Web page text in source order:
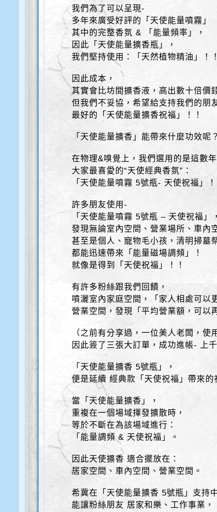
我們為了可以呈現-
多年來廣受好評的「天使能量噴霧」
其中的完整香氛 & 「能量頻率」，
因此「天使能量擴香瓶」，
我們堅持使用：「天然植物精油」！
因此成本，
其實會比坊間擴香液，高出數十倍價
但我們不妥協，希望給支持我們的朋
最好的「天使能量擴香祝福」！！
「天使能量擴香」能帶來什麼功效呢
在物理&嗅覺上，我們選用的是這數
大家最喜愛的“天使經典香氛”：
「天使能量噴霧 5號瓶- 天使祝福」！
許多朋友使用-
「天使能量噴霧 5號瓶 – 天使祝福」
發現無論室內空間、營業場所、車內
甚至是個人、寵物毛小孩，清明掃墓
都能迅速帶來「能量磁場調頻」！
就像是得到「天使祝福」！！
有許多粉絲跟我們回饋，
噴灑室內家庭空間，「家人相處可以
營業空間，發現「平均營業額，可以
（之前有分享過，一位美人老闆，使
因此簽了三張大訂單，成功進帳- 上
「天使能量擴香 5號瓶」，
便是延續 經典款「天使祝福」帶來的
當「天使能量擴香」，
重複在一個場域揮發擴散時，
等於不斷在為該場域進行：
「能量調頻 & 天使祝福」。
因此天使擴香 適合擺放在：
居家空間、車內空間、營業空間。
希冀在「天使能量擴香 5號瓶」支持
能讓粉絲朋友 居家和樂、工作事業，